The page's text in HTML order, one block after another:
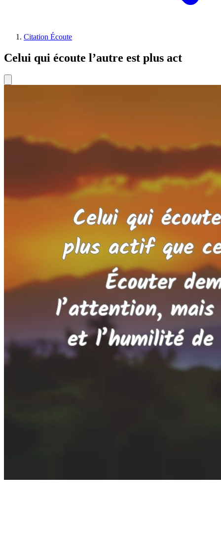
Citation Écoute
Celui qui écoute l’autre est plus act